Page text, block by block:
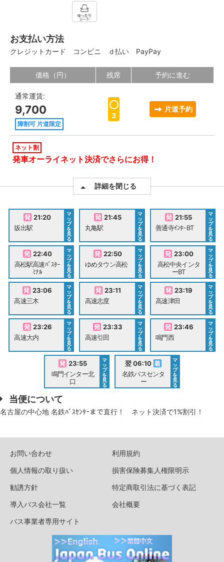
お支払い方法
クレジットカード コンビニ ｄ払い PayPay
価格（円） 残席 予約に進む
通常運賃:
9,700
障割可 片道限定
3
片道予約
ネット割
発車オーライネット決済でさらにお得！
詳細を閉じる
21:20
坂出駅
マ
ッ
プ
を
見
る
21:45
丸亀駅
マ
ッ
プ
を
見
る
21:55
善通寺ｲﾝﾀｰBT
マ
ッ
プ
を
見
る
22:40
高松駅高速ﾊﾞｽﾀｰ
ﾐﾅﾙ
マ
ッ
プ
を
見
る
22:50
ゆめタウン高松
マ
ッ
プ
を
見
る
23:00
高松中央インタ
ーBT
マ
ッ
プ
を
見
る
23:06
高速三木
マ
ッ
プ
を
見
る
23:11
高速志度
マ
ッ
プ
を
見
る
23:19
高速津田
マ
ッ
プ
を
見
る
23:26
高速大内
マ
ッ
プ
を
見
る
23:33
高速引田
マ
ッ
プ
を
見
る
23:46
鳴門西
マ
ッ
プ
を
見
る
23:55
鳴門インター北
口
マ
ッ
プ
を
見
る
翌 06:10
名鉄バスセンタ
ー
マ
ッ
プ
を
見
る
当便について
名古屋の中心地 名鉄ﾊﾞｽｾﾝﾀｰまで直行！ ネット決済で1%割引！
お問い合わせ
利用規約
個人情報の取り扱い
損害保険募集人権限明示
勧誘方針
特定商取引法に基づく表記
導入バス会社一覧
会社概要
バス事業者専用サイト